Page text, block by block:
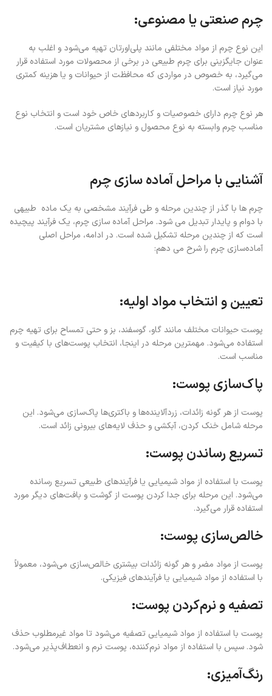
چرم صنعتی یا مصنوعی:
این نوع چرم از مواد مختلفی مانند پلی‌اورتان تهیه می‌شود و اغلب به
عنوان جایگزینی برای چرم طبیعی در برخی از محصولات مورد استفاده قرار
می‌گیرد، به خصوص در مواردی که محافظت از حیوانات و یا هزینه کمتری
مورد نیاز است.
هر نوع چرم دارای خصوصیات و کاربردهای خاص خود است و انتخاب نوع
مناسب چرم وابسته به نوع محصول و نیازهای مشتریان است.
آشنایی با مراحل آماده سازی چرم
چرم ها با گذر از چندین مرحله و طی فرآیند مشخصی به یک ماده طبیهی
با دوام و پایدار تبدیل می شود. مراحل آماده‌ سازی چرم، یک فرآیند پیچیده
است که از چندین مرحله تشکیل شده است. در ادامه، مراحل اصلی
آماده‌سازی چرم را شرح می‌ دهم:
تعیین و انتخاب مواد اولیه:
پوست حیوانات مختلف مانند گاو، گوسفند، بز و حتی تمساح برای تهیه چرم
استفاده می‌شود. مهمترین مرحله در اینجا، انتخاب پوست‌های با کیفیت و
مناسب است.
پاک‌سازی پوست:
پوست از هر گونه زائدات، زردآلاینده‌ها و باکتری‌ها پاک‌سازی می‌شود. این
مرحله شامل خنک کردن، آبکشی و حذف لایه‌های بیرونی زائد است.
تسریع رساندن پوست:
پوست با استفاده از مواد شیمیایی یا فرآیندهای طبیعی تسریع رسانده
می‌شود. این مرحله برای جدا کردن پوست از گوشت و بافت‌های دیگر مورد
استفاده قرار می‌گیرد.
خالص‌سازی پوست:
پوست از مواد مضر و هر گونه زائدات بیشتری خالص‌سازی می‌شود، معمولاً
با استفاده از مواد شیمیایی یا فرآیندهای فیزیکی.
تصفیه و نرم‌کردن پوست:
پوست با استفاده از مواد شیمیایی تصفیه می‌شود تا مواد غیرمطلوب حذف
شود. سپس با استفاده از مواد نرم‌کننده، پوست نرم و انعطاف‌پذیر می‌شود.
رنگ‌آمیزی: